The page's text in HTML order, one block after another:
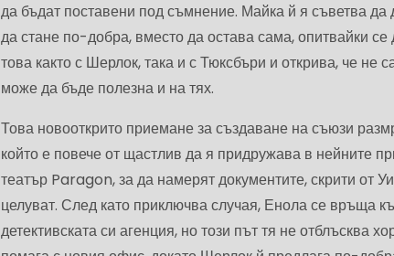
да бъдат поставени под съмнение. Майка й я съветва да
да стане по-добра, вместо да остава сама, опитвайки
това както с Шерлок, така и с Тюксбъри и открива, че не
може да бъде полезна и на тях.
Това новооткрито приемане за създаване на съюзи
който е повече от щастлив да я придружава в нейните
театър Paragon, за да намерят документите, скрити от
целуват. След като приключва случая, Енола се връща
детективската си агенция, но този път тя не отблъсква